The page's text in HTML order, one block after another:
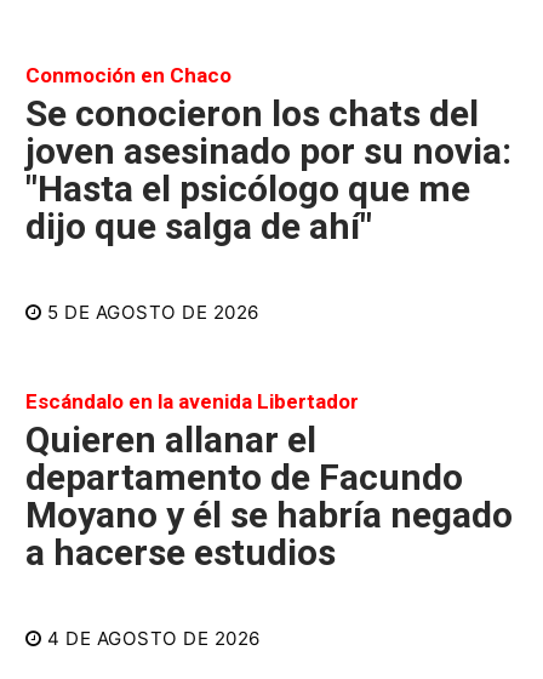
Conmoción en Chaco
Se conocieron los chats del
joven asesinado por su novia:
"Hasta el psicólogo que me
dijo que salga de ahí"
5 DE AGOSTO DE 2026
Escándalo en la avenida Libertador
Quieren allanar el
departamento de Facundo
Moyano y él se habría negado
a hacerse estudios
4 DE AGOSTO DE 2026